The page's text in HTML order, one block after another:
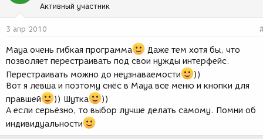
Активный участник
3 апр 2010
Maya очень гибкая программа
Даже тем хотя бы, что
позволяет перестраивать под свои нужды интерфейс.
Перестраивать можно до неузнаваемости
))
Вот я левша и поэтому снёс в Maya все меню и кнопки для
правшей
)) Шутка
))
А если серьёзно, то выбор лучше делать самому. Помни об
индивидуальности